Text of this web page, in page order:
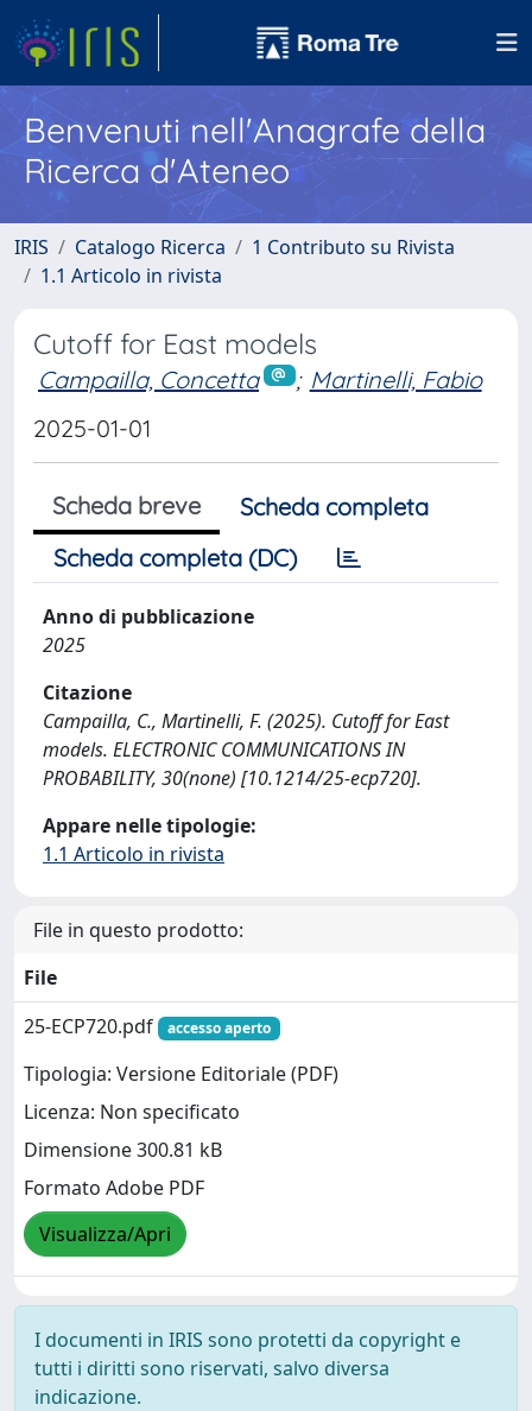
Benvenuti nell'Anagrafe della
Ricerca d'Ateneo
IRIS Catalogo Ricerca
1 Contributo su Rivista
1.1 Articolo in rivista
Cutoff for East models
Campailla, Concetta ; Martinelli, Fabio
2025-01-01
Scheda breve
Scheda completa
Scheda completa (DC)
Anno di pubblicazione
2025
Citazione
Campailla, C., Martinelli, F. (2025). Cutoff for East
models. ELECTRONIC COMMUNICATIONS IN
PROBABILITY, 30(none) [10.1214/25-ecp720].
Appare nelle tipologie:
1.1 Articolo in rivista
File in questo prodotto:
File
25-ECP720.pdf
accesso aperto
Tipologia: Versione Editoriale (PDF)
Licenza: Non specificato
Dimensione 300.81 kB
Formato Adobe PDF
Visualizza/Apri
I documenti in IRIS sono protetti da copyright e
tutti i diritti sono riservati, salvo diversa
indicazione.